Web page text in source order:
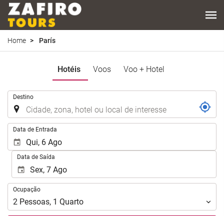
Home París
Hotéis Voos Voo + Hotel
Destino
Data de Entrada
Data de Saída
Ocupação
Ocupação
2 Pessoas, 1 Quarto